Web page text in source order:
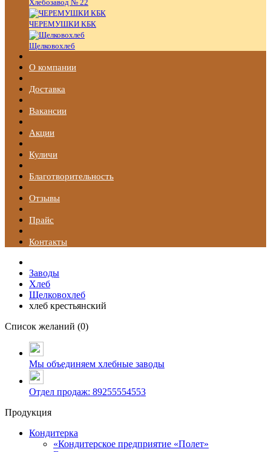
Хлебозавод № 22
ЧЕРЕМУШКИ КБК
Щелковохлеб
О компании
Доставка
Вакансии
Акции
Куличи
Благотворительность
Отзывы
Прайс
Контакты
Заводы
Хлеб
Щелковохлеб
хлеб крестьянский
Список желаний (0)
Мы объединяем хлебные заводы
Отдел продаж: 89255554553
Продукция
Кондитерка
«Кондитерское предприятие «Полет»